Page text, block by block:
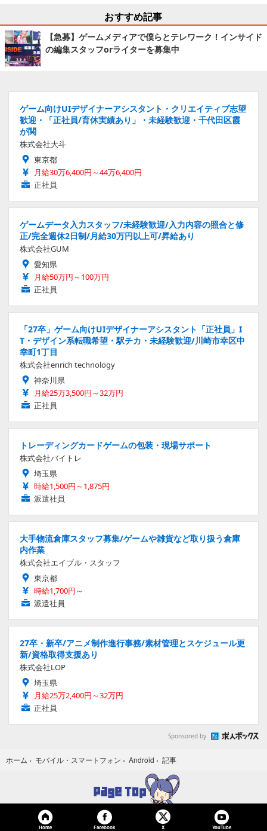
おすすめ記事
【急募】ゲームメディアで僕らとテレワーク！インサイド
の編集スタッフorライターを募集中
ゲーム向けUIデザイナーアシスタント・クリエイティブ志望
歓迎・「正社員/育休実績あり」・未経験歓迎・千代田区霞
が関
株式会社大斗
東京都
月給30万6,400円～44万6,400円
正社員
ゲームデータ入力スタッフ/未経験歓迎/入力内容の照合と修
正/完全週休2日制/月給30万円以上可/昇給あり
株式会社GUM
愛知県
月給50万円～100万円
正社員
「27卒」ゲーム向けUIデザイナーアシスタント「正社員」I
T・デザイン系転職希望・駅チカ・未経験歓迎/川崎市幸区中
幸町1丁目
株式会社enrich technology
神奈川県
月給25万3,500円～32万円
正社員
トレーディングカードゲームの包装・現場サポート
株式会社バイトレ
埼玉県
時給1,500円～1,875円
派遣社員
大手物流倉庫スタッフ募集/ゲームや雑貨など取り扱う倉庫
内作業
株式会社エイブル・スタッフ
東京都
時給1,700円～
派遣社員
27卒・新卒/アニメ制作進行事務/素材管理とスケジュール更
新/資格取得支援あり
株式会社LOP
埼玉県
月給25万2,400円～32万円
正社員
Sponsored by
ホーム › モバイル・スマートフォン › Android › 記事
Home Facebook X YouTube